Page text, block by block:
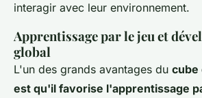
interagir avec leur environnement.
Apprentissage par le jeu et
global
L'un des grands avantages du cube
est qu'il favorise l'apprentissage